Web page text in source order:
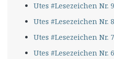
Utes #Lesezeichen Nr.
Utes #Lesezeichen Nr.
Utes #Lesezeichen Nr.
Utes #Lesezeichen Nr.